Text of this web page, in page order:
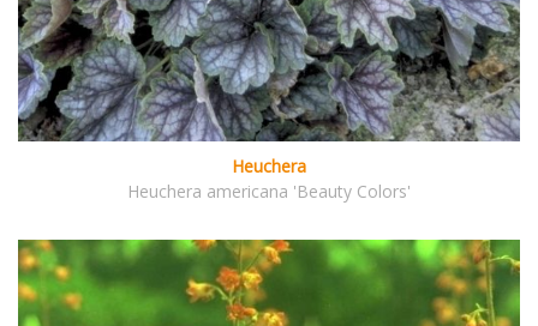
Heuchera
Heuchera americana 'Beauty Colors'